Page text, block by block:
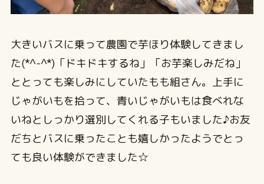
大きいバスに乗って農園で芋ほり体験してきまし
た(*^-^*)「ドキドキするね」「お芋楽しみだね」
ととっても楽しみにしていたもも組さん。上手に
じゃがいもを拾って、青いじゃがいもは食べれな
いねとしっかり選別してくれる子もいました♪お友
だちとバスに乗ったことも嬉しかったようでとっ
ても良い体験ができました☆